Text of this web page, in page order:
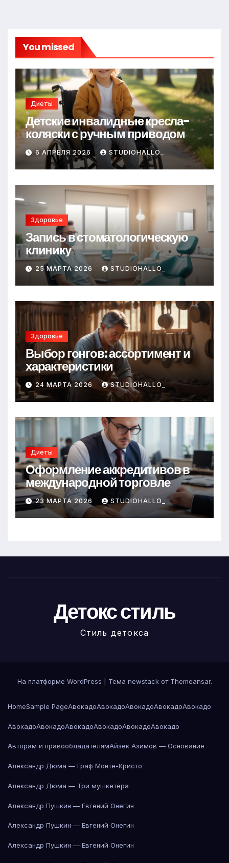
You missed
Диеты
Детские инвалидные кресла-
коляски с ручным приводом
6 АПРЕЛЯ 2026 STUDIOHALLO_
Здоровье
Запись в стоматологическую
клинику
25 МАРТА 2026 STUDIOHALLO_
Здоровье
Выбор гонгов: ассортимент и
характеристики
24 МАРТА 2026 STUDIOHALLO_
Диеты
Оформление аккредитивов в
международной торговле
23 МАРТА 2026 STUDIOHALLO_
Детокс стиль
Стиль детокса
На платформе WordPress Тема newstack от Themeansar.
HomeSample PageАвокадоАвокадоАвокадоАвокадоАвокадо
АвокадоАвокадоАвокадоАвокадоАвокадоАвокадо
Авторам и правообладателямАйзек Азимов — Основание
Александр Дюма — Граф Монте-Кристо
Александр Дюма — Три мушкетёра
Александр Пушкин — Евгений Онегин
Александр Пушкин — Евгений Онегин
Александр Пушкин — Евгений Онегин